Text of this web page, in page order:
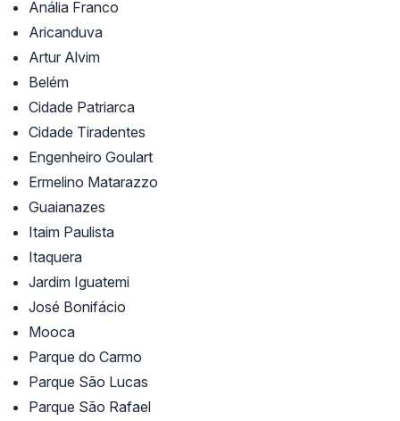
Anália Franco
Aricanduva
Artur Alvim
Belém
Cidade Patriarca
Cidade Tiradentes
Engenheiro Goulart
Ermelino Matarazzo
Guaianazes
Itaim Paulista
Itaquera
Jardim Iguatemi
José Bonifácio
Mooca
Parque do Carmo
Parque São Lucas
Parque São Rafael